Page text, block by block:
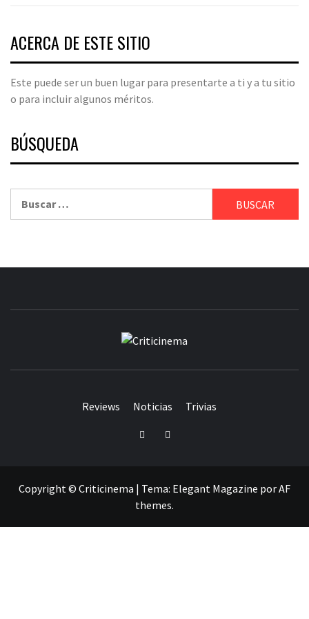
ACERCA DE ESTE SITIO
Este puede ser un buen lugar para presentarte a ti y a tu sitio
o para incluir algunos méritos.
BÚSQUEDA
Reviews Noticias Trivias
TwitterFacebook
Copyright © Criticinema | Tema: Elegant Magazine porAF
themes.